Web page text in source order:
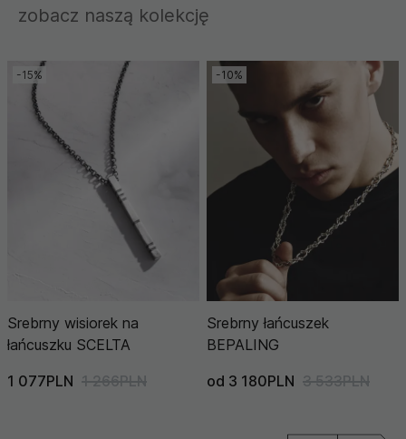
zobacz naszą kolekcję
-15%
Srebrny wisiorek na
łańcuszku SCELTA
1 077PLN 1 266PLN
-10%
Srebrny łańcuszek
BEPALING
od 3 180PLN 3 533PLN